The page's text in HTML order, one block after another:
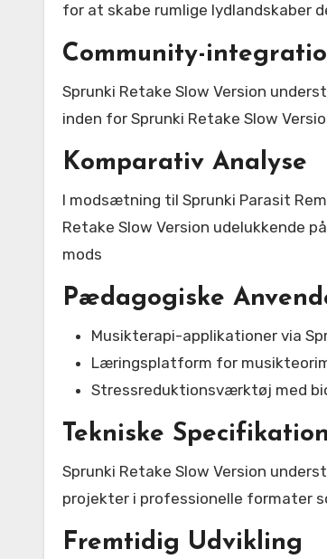
for at skabe rumlige lydlandskaber
Community-
Sprunki Retake Slow Version
inden for Sprunki Retake Slow
Komparativ Analyse
I modsætning til Sprunki Parasit
Retake Slow Version udelukkende
mods
Pædagogiske
Musikterapi-applikationer via
Læringsplatform for
Stressreduktionsværktøj med
Tekniske
Sprunki Retake Slow Version
projekter i professionelle formater
Fremtidig Udvikling